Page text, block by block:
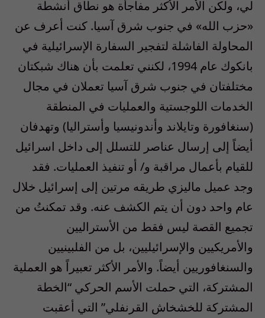
لي، ولكن الأمر الأكثر مفاجأة هو نطاق أنشطة
«حزب الله» في جنوب شرق آسيا. كنت أعرف عن
المحاولة الفاشلة لتفجير السفارة الإسرائيلية في
بانكوك عام 1994، لكنني تعلمت بأن هناك شبكتان
مختلفتان في جنوب شرق آسيا تعملان في مجال
الخدمات اللوجستية والعمليات في المنطقة
(سنغافورة وتايلاند وأندونيسيا وأستراليا) وتهدفان
أيضاً إلى إرسال عناصر للتسلل إلى داخل اسرائيل
للقيام بأعمال مراقبة و/ أو تنفيذ العمليات. فقد
وجد عميل ماليزي طريقه مرتين إلى إسرائيل خلال
عام واحد دون أن يتم الكشف عنه. وقد تمكنتُ من
تجميع القصة ليس فقط من الأستراليين
والأمريكيين والإسرائيليين، بل من الفلبينيين
والسنغافوريين أيضاً. والأمر الأكثر تعبيراً هو العملية
المشتركة، التي حملت الأسم الحركي “الخطة
المشتركة للخشخاش القرنفلي” التي أعقبت